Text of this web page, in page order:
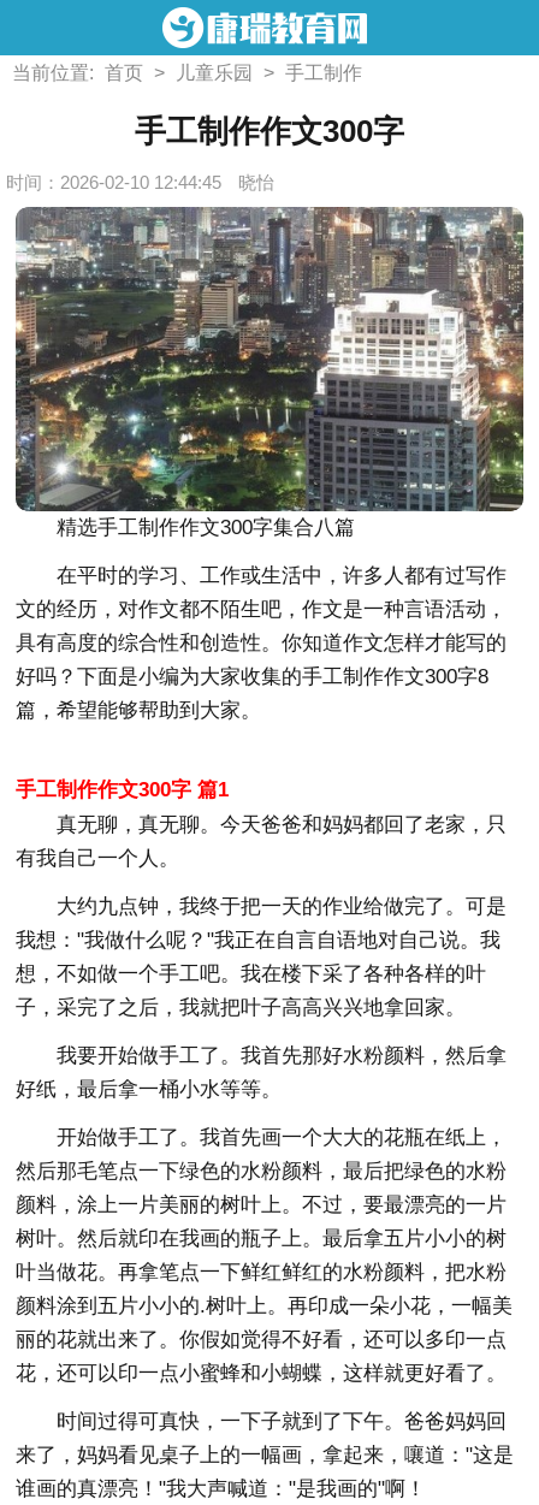
当前位置: 首页 > 儿童乐园 > 手工制作
手工制作作文300字
时间：2026-02-10 12:44:45 晓怡
精选手工制作作文300字集合八篇
在平时的学习、工作或生活中，许多人都有过写作
文的经历，对作文都不陌生吧，作文是一种言语活动，
具有高度的综合性和创造性。你知道作文怎样才能写的
好吗？下面是小编为大家收集的手工制作作文300字8
篇，希望能够帮助到大家。
手工制作作文300字 篇1
真无聊，真无聊。今天爸爸和妈妈都回了老家，只
有我自己一个人。
大约九点钟，我终于把一天的作业给做完了。可是
我想："我做什么呢？"我正在自言自语地对自己说。我
想，不如做一个手工吧。我在楼下采了各种各样的叶
子，采完了之后，我就把叶子高高兴兴地拿回家。
我要开始做手工了。我首先那好水粉颜料，然后拿
好纸，最后拿一桶小水等等。
开始做手工了。我首先画一个大大的花瓶在纸上，
然后那毛笔点一下绿色的水粉颜料，最后把绿色的水粉
颜料，涂上一片美丽的树叶上。不过，要最漂亮的一片
树叶。然后就印在我画的瓶子上。最后拿五片小小的树
叶当做花。再拿笔点一下鲜红鲜红的水粉颜料，把水粉
颜料涂到五片小小的.树叶上。再印成一朵小花，一幅美
丽的花就出来了。你假如觉得不好看，还可以多印一点
花，还可以印一点小蜜蜂和小蝴蝶，这样就更好看了。
时间过得可真快，一下子就到了下午。爸爸妈妈回
来了，妈妈看见桌子上的一幅画，拿起来，嚷道："这是
谁画的真漂亮！"我大声喊道："是我画的"啊！